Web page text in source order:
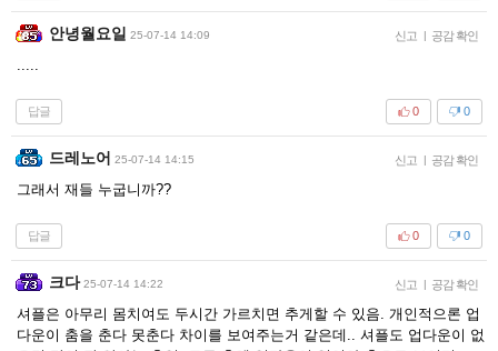
안녕월요일 25-07-14 14:09 신고 | 공감 확인
답글 0
0
드레노어 25-07-14 14:15 신고 | 공감 확인
그래서 재들 누굽니까??
답글 0
0
크다 25-07-14 14:22 신고 | 공감 확인
셔플은 아무리 몸치여도 두시간 가르치면 추게할 수 있음. 개인적으론 업
다운이 춤을 춘다 못춘다 차이를 보여주는거 같은데.. 셔플도 업다운이 없